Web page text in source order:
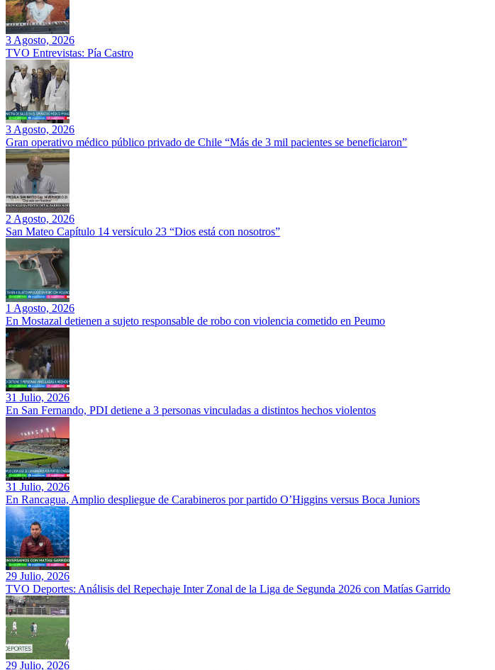
3 Agosto, 2026
TVO Entrevistas: Pía Castro
3 Agosto, 2026
Gran operativo médico público privado de Chile “Más de 3 mil pacientes se beneficiaron”
2 Agosto, 2026
San Mateo Capítulo 14 versículo 23 “Dios está con nosotros”
1 Agosto, 2026
En Mostazal detienen a sujeto responsable de robo con violencia cometido en Peumo
31 Julio, 2026
En San Fernando, PDI detiene a 3 personas vinculadas a distintos hechos violentos
31 Julio, 2026
En Rancagua, Amplio despliegue de Carabineros por partido O’Higgins versus Boca Juniors
29 Julio, 2026
TVO Deportes: Análisis del Repechaje Inter Zonal de la Liga de Segunda 2026 con Matías Garrido
29 Julio, 2026